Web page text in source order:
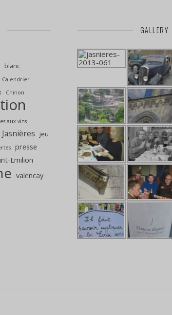
blanc
Calendrier
Chinon
aux vins
Jasnières
jeu
presse
Emilion
valencay
GALLERY